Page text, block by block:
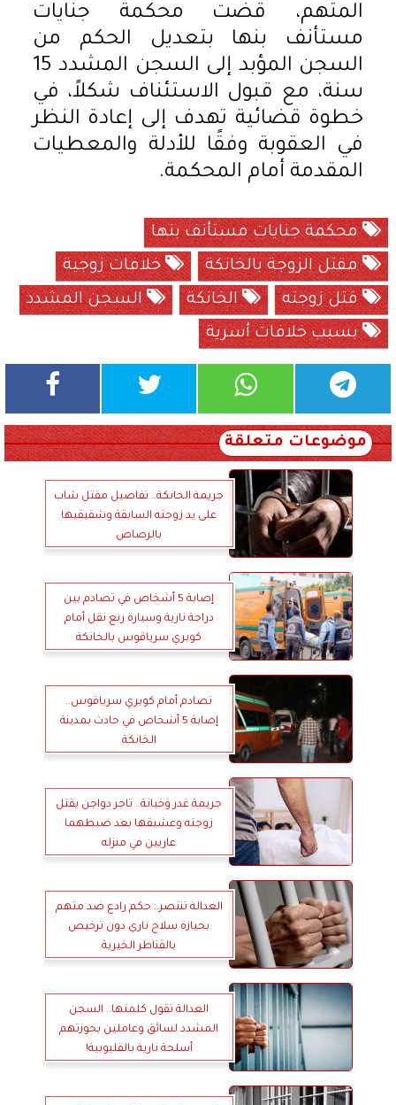
المتهم، قضت محكمة جنايات
مستأنف بنها بتعديل الحكم من
السجن المؤبد إلى السجن المشدد 15
سنة، مع قبول الاستئناف شكلاً، في
خطوة قضائية تهدف إلى إعادة النظر
في العقوبة وفقًا للأدلة والمعطيات
المقدمة أمام المحكمة.
محكمة جنايات مستأنف بنها
مقتل الزوجة بالخانكة
خلافات زوجية
قتل زوجته
الخانكة
السجن المشدد
بسبب خلافات أسرية
موضوعات متعلقة
جريمة الخانكة.. تفاصيل مقتل شاب
على يد زوجته السابقة وشقيقيها
بالرصاص
إصابة 5 أشخاص في تصادم بين
دراجة نارية وسيارة ربع نقل أمام
كوبري سرياقوس بالخانكة
تصادم أمام كوبري سرياقوس..
إصابة 5 أشخاص في حادث بمدينة
الخانكة
جريمة غدر وخيانة.. تاجر دواجن يقتل
زوجته وعشيقها بعد ضبطهما
عاريين في منزله
العدالة تنتصر.. حكم رادع ضد متهم
بحيازة سلاح ناري دون ترخيص
بالقناطر الخيرية
العدالة تقول كلمتها.. السجن
المشدد لسائق وعاملين بحوزتهم
أسلحة نارية بالقليوبية!